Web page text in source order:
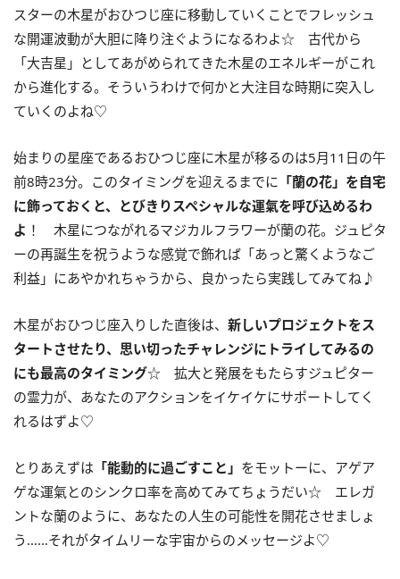
スターの木星がおひつじ座に移動していくことでフレッシュ
な開運波動が大胆に降り注ぐようになるわよ☆ 古代から
「大吉星」としてあがめられてきた木星のエネルギーがこれ
から進化する。そういうわけで何かと大注目な時期に突入し
ていくのよね♡
始まりの星座であるおひつじ座に木星が移るのは5月11 日の午
前8時23分。このタイミングを迎えるまでに 「蘭の花」を自宅
に飾っておくと、とびきりスペシャルな運氣を呼び込めるわ
よ ！ 木星につながれるマジカルフラワーが蘭の花。ジュピタ
ーの再誕生を祝うような感覚で飾れば「あっと驚くようなご
利益」にあやかれちゃうから、良かったら実践してみてね♪
木星がおひつじ座入りした直後は、 新しいプロジェクトをス
タートさせたり、思い切ったチャレンジにトライしてみるの
にも最高のタイミング☆ 拡大と発展をもたらすジュピター
の霊力が、あなたのアクションをイケイケにサポートしてく
れるはずよ♡
とりあえずは 「能動的に過ごすこと」 をモットーに、アゲア
ゲな運氣とのシンクロ率を高めてみてちょうだい☆ エレガ
ントな蘭のように、あなたの人生の可能性を開花させましょ
う……それがタイムリーな宇宙からのメッセージよ♡